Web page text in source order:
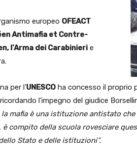
europeo OFEACT
Antimafia et Contre-
l’Arma dei Carabinieri e
per l’UNESCO ha concesso il proprio
l’impegno del giudice
la mafia è una istituzione antistato
compito della scuola rovesciare
Stato e delle istituzioni”.